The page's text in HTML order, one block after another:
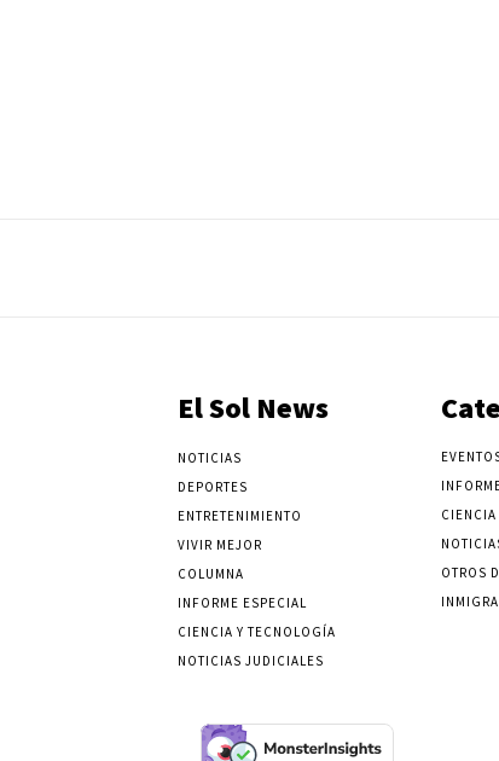
El Sol News
NOTICIAS
DEPORTES
ENTRETENIMIENTO
VIVIR MEJOR
COLUMNA
INFORME ESPECIAL
CIENCIA Y TECNOLOGÍA
NOTICIAS JUDICIALES
OTROS